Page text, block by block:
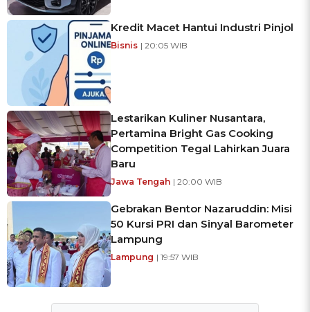
Kredit Macet Hantui Industri Pinjol
Bisnis | 20:05 WIB
Lestarikan Kuliner Nusantara,
Pertamina Bright Gas Cooking
Competition Tegal Lahirkan Juara
Baru
Jawa Tengah | 20:00 WIB
Gebrakan Bentor Nazaruddin: Misi
50 Kursi PRI dan Sinyal Barometer
Lampung
Lampung | 19:57 WIB